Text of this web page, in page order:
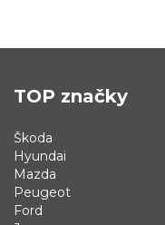
TOP značky
Škoda
Hyundai
Mazda
Peugeot
Ford